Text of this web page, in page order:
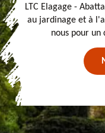
LTC Elagage -
au jardinage et à
nous pour un